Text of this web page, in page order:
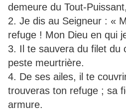
demeure du Tout-Puissant,
2. Je dis au Seigneur : «
refuge ! Mon Dieu en qui
3. Il te sauvera du filet du
peste meurtrière.
4. De ses ailes, il te
trouveras ton refuge ; sa
armure.